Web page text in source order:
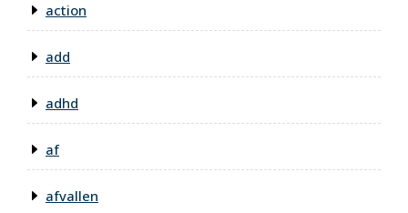
action
add
adhd
af
afvallen